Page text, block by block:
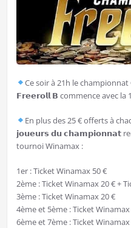
Ce soir à 21h le
𝗙𝗿𝗲𝗲𝗿𝗼𝗹𝗹 𝗕 commence avec la
En plus des 25 € offerts à
𝗷𝗼𝘂𝗲𝘂𝗿𝘀 𝗱𝘂 𝗰𝗵𝗮𝗺𝗽𝗶𝗼𝗻𝗻𝗮𝘁
tournoi Winamax :
1er : Ticket Winamax 50 €
2ème : Ticket Winamax 20 € +
3ème : Ticket Winamax 20 €
4ème et 5ème : Ticket Winamax
6ème et 7ème : Ticket Winamax